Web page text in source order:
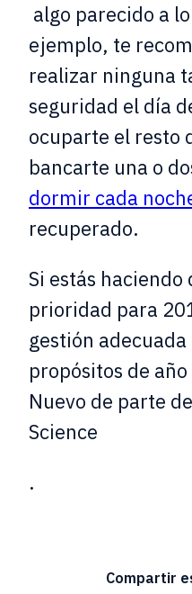
algo parecido a
ejemplo, te
realizar ninguna
seguridad el día
ocuparte el resto
bancarte una o
dormir cada
recuperado.
Si estás haciendo
prioridad para
gestión
propósitos de
Nuevo de parte
Science
.
Compartir